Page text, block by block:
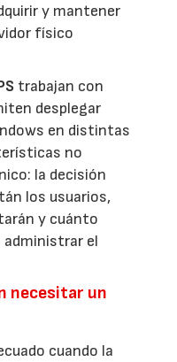
y mantener
físico
trabajan con
desplegar
en distintas
no
la decisión
los usuarios,
y cuánto
el
necesitar un
cuando la